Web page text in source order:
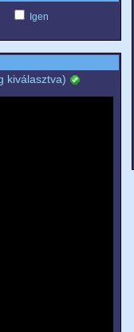
Igen
kiválasztva)